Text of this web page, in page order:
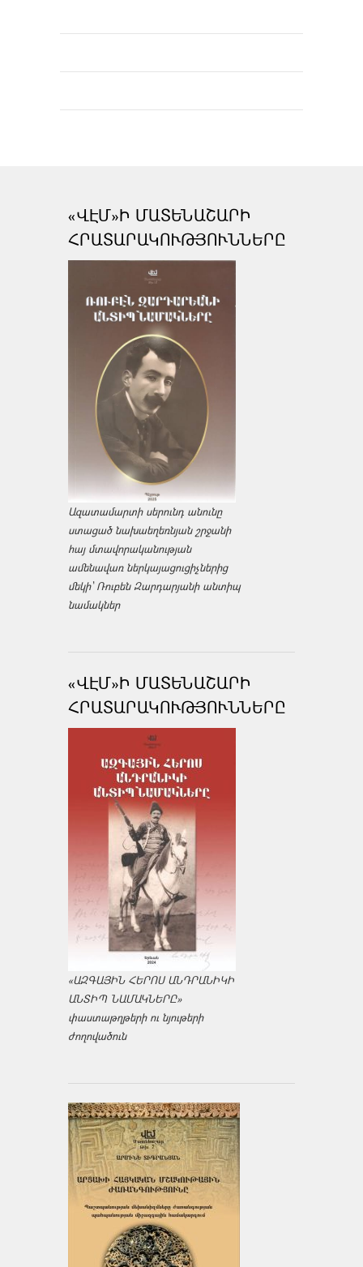
«ՎԷՄ»Ի ՄԱՏԵՆԱՇԱՐԻ
ՀՐԱՏԱՐԱԿՈՒԹՅՈՒՆՆԵՐԸ
Ազատամարտի սերունդ անունը
ստացած նախաեղեռնյան շրջանի
հայ մտավորականության
ամենավառ ներկայացուցիչներից
մեկի՝ Ռուբեն Զարդարյանի անտիպ
նամակներ
«ՎԷՄ»Ի ՄԱՏԵՆԱՇԱՐԻ
ՀՐԱՏԱՐԱԿՈՒԹՅՈՒՆՆԵՐԸ
«ԱԶԳԱՅԻՆ ՀԵՐՈՍ ԱՆԴՐԱՆԻԿԻ
ԱՆՏԻՊ ՆԱՄԱԿՆԵՐԸ»
փաստաթղթերի ու նյութերի
ժողովածուն